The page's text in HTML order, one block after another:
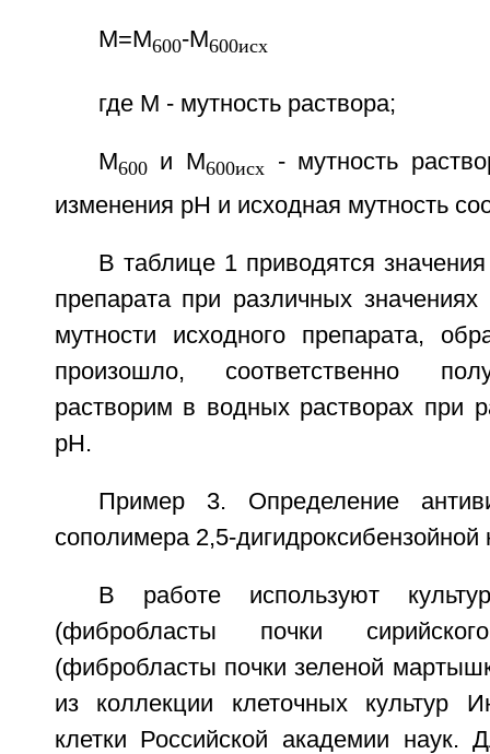
М=М600-М600исх
где М - мутность раствора;
М600и М600исх- мутность
изменения рН и исходная мутность
В таблице 1 приводятся
препарата при различных
мутности исходного препарата,
произошло, соответственно
растворим в водных растворах при
рН.
Пример 3. Определение
сополимера 2,5-
В работе используют
(фибробласты почки
(фибробласты почки зеленой
из коллекции клеточных культур
клетки Российской академии наук.